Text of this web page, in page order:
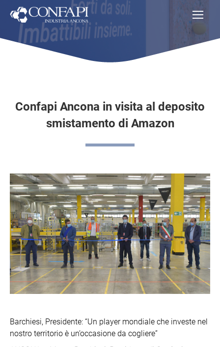
Confapi Ancona in visita al deposito
smistamento di Amazon
Barchiesi, Presidente: “Un player mondiale che investe nel
nostro territorio è un’occasione da cogliere”